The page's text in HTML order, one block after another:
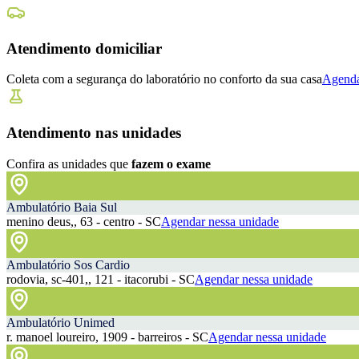
Atendimento domiciliar
Coleta com a segurança do laboratório no conforto da sua casa
Atendimento nas unidades
Confira as unidades que fazem o exame
Ambulatório Baia Sul
menino deus,, 63 - centro - SCAgendar nessa unidade
Ambulatório Sos Cardio
rodovia, sc-401,, 121 - itacorubi - SCAgendar nessa unidade
Ambulatório Unimed
r. manoel loureiro, 1909 - barreiros - SCAgendar nessa unidade